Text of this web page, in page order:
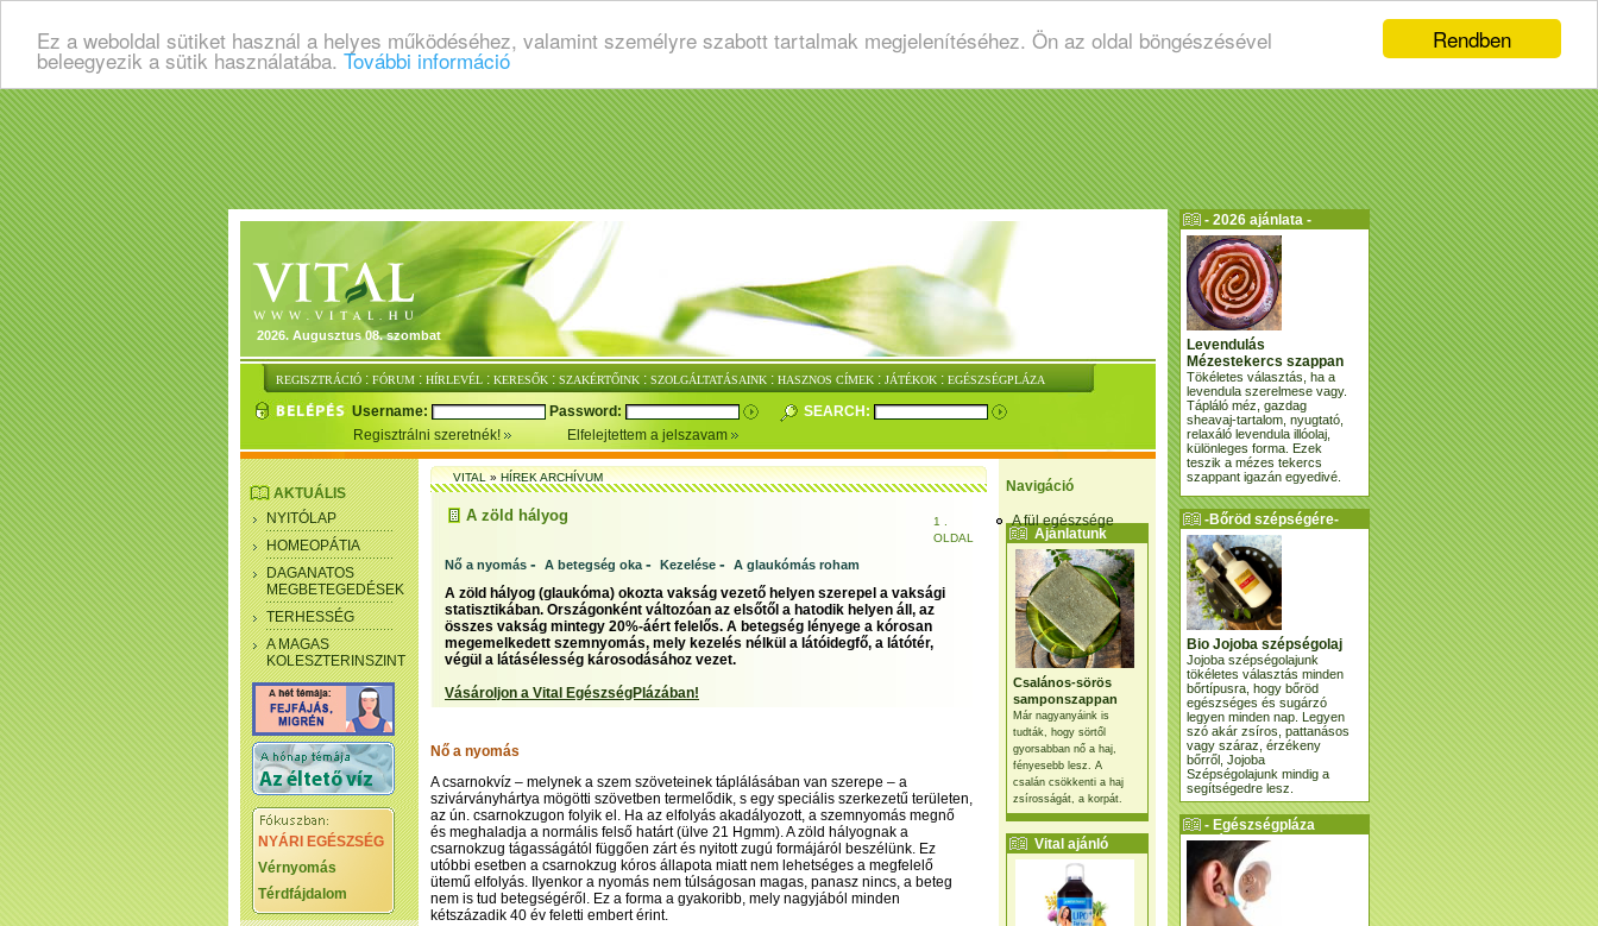
Rendben
Ez a weboldal sütiket használ a helyes működéséhez, valamint személyre szabott tartalmak megjelenítéséhez. Ön az oldal böngészésével
beleegyezik a sütik használatába. További információ
2026. Augusztus 08. szombat
REGISZTRÁCIÓ : FÓRUM : HÍRLEVÉL : KERESŐK : SZAKÉRTŐINK : SZOLGÁLTATÁSAINK : HASZNOS CÍMEK : JÁTÉKOK : EGÉSZSÉGPLÁZA
Username: Password:
SEARCH:
Regisztrálni szeretnék!
Elfelejtettem a jelszavam
Navigáció
A fül egészsége
Ajánlatunk
Csalános-sörös
samponszappan
Már nagyanyáink is
tudták, hogy sörtől
gyorsabban nő a haj,
fényesebb lesz. A
csalán csökkenti a haj
zsírosságát, a korpát.
Vital ajánló
AKTUÁLIS
NYITÓLAP
HOMEOPÁTIA
DAGANATOS
MEGBETEGEDÉSEK
TERHESSÉG
A MAGAS
KOLESZTERINSZINT
NYÁRI EGÉSZSÉG
Vérnyomás
Térdfájdalom
VITAL»HÍREK ARCHÍVUM
A zöld hályog
1 .
OLDAL
Nő a nyomás - A betegség oka - Kezelése - A glaukómás roham
A zöld hályog (glaukóma) okozta vakság vezető helyen szerepel a vaksági
statisztikában. Országonként változóan az elsőtől a hatodik helyen áll, az
összes vakság mintegy 20%-áért felelős. A betegség lényege a kórosan
megemelkedett szemnyomás, mely kezelés nélkül a látóidegfő, a látótér,
végül a látásélesség károsodásához vezet.
Vásároljon a Vital EgészségPlázában!
Nő a nyomás
A csarnokvíz – melynek a szem szöveteinek táplálásában van szerepe – a
szivárványhártya mögötti szövetben termelődik, s egy speciális szerkezetű területen,
az ún. csarnokzugon folyik el. Ha az elfolyás akadályozott, a szemnyomás megnő
és meghaladja a normális felső határt (ülve 21 Hgmm). A zöld hályognak a
csarnokzug tágasságától függően zárt és nyitott zugú formájáról beszélünk. Ez
utóbbi esetben a csarnokzug kóros állapota miatt nem lehetséges a megfelelő
ütemű elfolyás. Ilyenkor a nyomás nem túlságosan magas, panasz nincs, a beteg
nem is tud betegségéről. Ez a forma a gyakoribb, mely nagyjából minden
kétszázadik 40 év feletti embert érint.
- 2026 ajánlata -
Levendulás
Mézestekercs szappan
Tökéletes választás, ha a
levendula szerelmese vagy.
Tápláló méz, gazdag
sheavaj-tartalom, nyugtató,
relaxáló levendula illóolaj,
különleges forma. Ezek
teszik a mézes tekercs
szappant igazán egyedivé.
-Bőröd szépségére-
Bio Jojoba szépségolaj
Jojoba szépségolajunk
tökéletes választás minden
bőrtípusra, hogy bőröd
egészséges és sugárzó
legyen minden nap. Legyen
szó akár zsíros, pattanásos
vagy száraz, érzékeny
bőrről, Jojoba
Szépségolajunk mindig a
segítségedre lesz.
- Egészségpláza
ajánlatunk -